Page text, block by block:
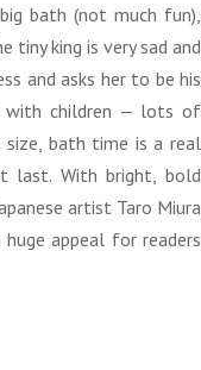
bath (not much fun),
tiny king is very sad and
and asks her to be his
with children — lots of
bath time is a real
last. With bright, bold
artist Taro Miura
appeal for readers